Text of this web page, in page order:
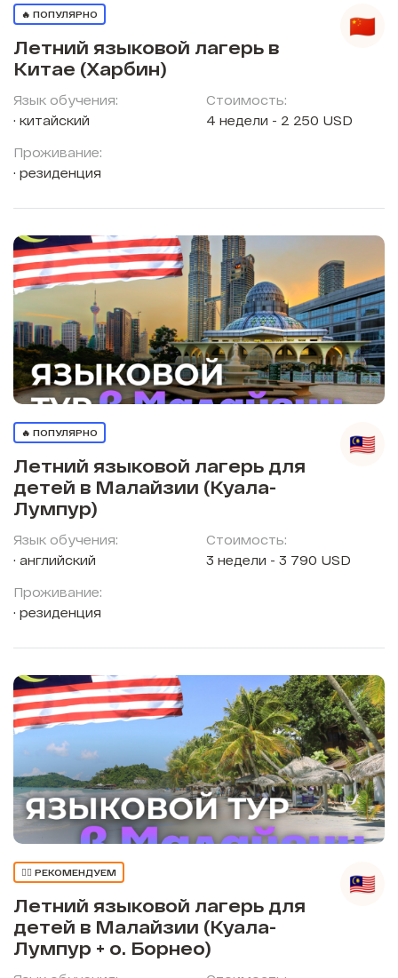
🔥 ПОПУЛЯРНО
Летний языковой лагерь в
Китае (Харбин)
Язык обучения:
китайский
Проживание:
резиденция
Стоимость:
4 недели - 2 250 USD
🔥 ПОПУЛЯРНО
Летний языковой лагерь для
детей в Малайзии (Куала-
Лумпур)
Язык обучения:
английский
Проживание:
резиденция
Стоимость:
3 недели - 3 790 USD
👍🏼 РЕКОМЕНДУЕМ
Летний языковой лагерь для
детей в Малайзии (Куала-
Лумпур + о. Борнео)